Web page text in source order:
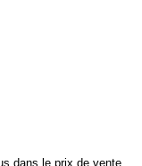
dans le prix de vente.